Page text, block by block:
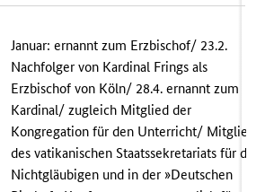
Januar: ernannt zum Erzbischof/ 23.2.
Nachfolger von Kardinal Frings als
Erzbischof von Köln/ 28.4. ernannt zum
Kardinal/ zugleich Mitglied der
Kongregation für den Unterricht/ Mitglied
des vatikanischen Staatssekretariats für die
Nichtgläubigen und in der »Deutschen